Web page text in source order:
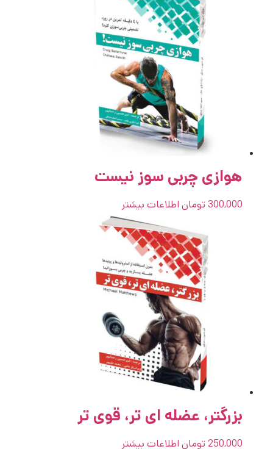
هوازی چربی سوز نیست
300,000 تومان اطلاعات بیشتر
بزرگتر، عضله ای تر، قوی تر
250,000 تومان اطلاعات بیشتر